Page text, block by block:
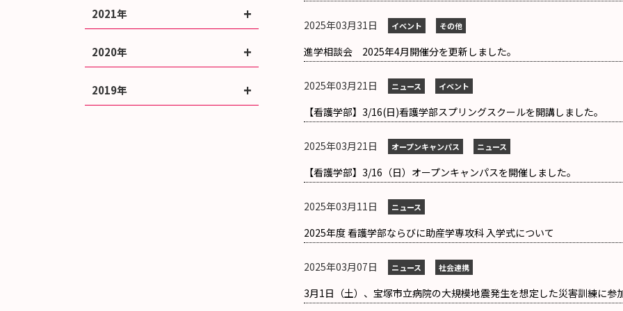
2025年03月31日 イベント その他
進学相談会 2025年4月開催分を更新しました。
2025年03月21日 ニュース イベント
【看護学部】3/16(日)看護学部スプリングスクールを開講しました。
2025年03月21日 オープンキャンパス ニュース
【看護学部】3/16（日）オープンキャンパスを開催しました。
2025年03月11日 ニュース
2025年度 看護学部ならびに助産学専攻科 入学式について
2025年03月07日 ニュース 社会連携
3月1日（土）、宝塚市立病院の大規模地震発生を想定した災害訓練に参
2021年
2020年
2019年